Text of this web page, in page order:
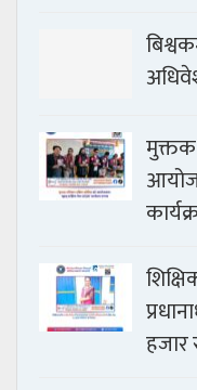
मुक्तक
हजार